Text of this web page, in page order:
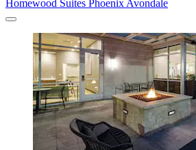
Homewood Suites Phoenix Avondale